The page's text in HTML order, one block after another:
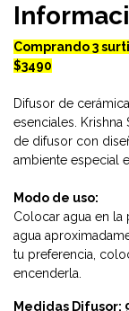
Comprando 3
$3490
Difusor de
esenciales.
de difusor con
ambiente especial
Modo de uso:
Colocar agua en la
agua
tu preferencia,
encenderla.
Medidas Difusor: